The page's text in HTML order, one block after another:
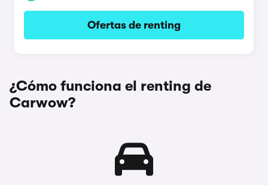
Ofertas de renting
¿Cómo funciona el renting de
Carwow?